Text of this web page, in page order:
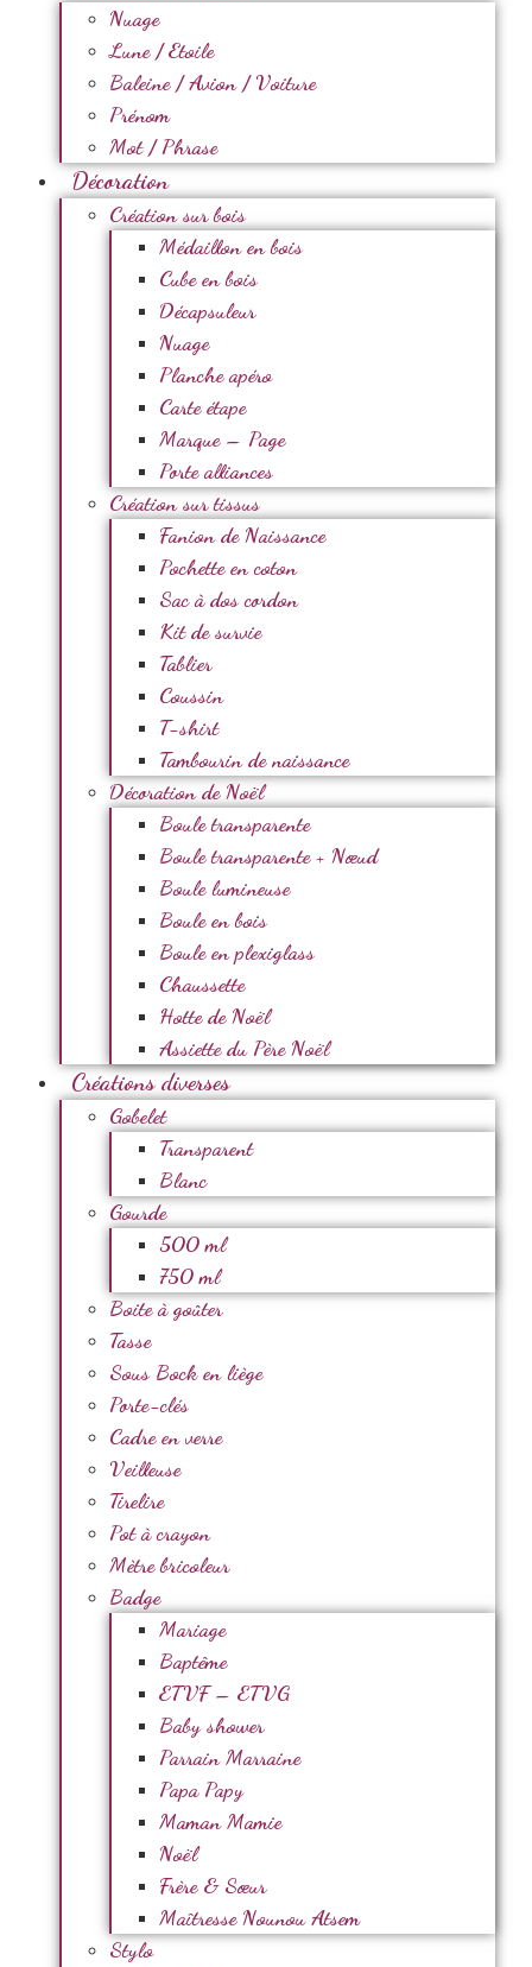
Nuage
Lune / Etoile
Baleine / Avion / Voiture
Prénom
Mot / Phrase
Décoration
Création sur bois
Médaillon en bois
Cube en bois
Décapsuleur
Nuage
Planche apéro
Carte étape
Marque – Page
Porte alliances
Création sur tissus
Fanion de Naissance
Pochette en coton
Sac à dos cordon
Kit de survie
Tablier
Coussin
T-shirt
Tambourin de naissance
Décoration de Noël
Boule transparente
Boule transparente + Nœud
Boule lumineuse
Boule en bois
Boule en plexiglass
Chaussette
Hotte de Noël
Assiette du Père Noël
Créations diverses
Gobelet
Transparent
Blanc
Gourde
500 ml
750 ml
Boite à goûter
Tasse
Sous Bock en liège
Porte-clés
Cadre en verre
Veilleuse
Tirelire
Pot à crayon
Mètre bricoleur
Badge
Mariage
Baptême
ETVF – ETVG
Baby shower
Parrain Marraine
Papa Papy
Maman Mamie
Noël
Frère & Sœur
Maîtresse Nounou Atsem
Stylo